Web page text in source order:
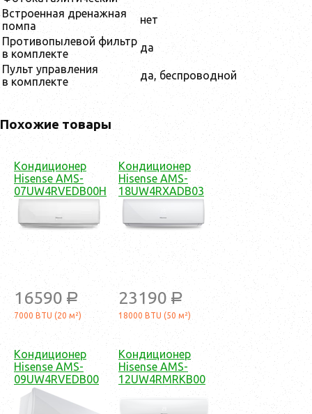
Встроенная дренажная
помпа
нет
Противопылевой фильтр
в комплекте
да
Пульт управления
в комплекте
да, беспроводной
Похожие товары
Кондиционер
Hisense AMS-
07UW4RVEDB00H
16590 a
7000 BTU (20 м²)
Кондиционер
Hisense AMS-
18UW4RXADB03
23190 a
18000 BTU (50 м²)
Кондиционер
Hisense AMS-
09UW4RVEDB00
Кондиционер
Hisense AMS-
12UW4RMRKB00